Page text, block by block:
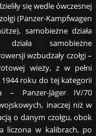
się wedle ówczesnej
(Panzer-Kampfwagen
samobieżne działa
działa samobieżne
wzbudzały czołgi –
wieży, z w pełni
roku do tej kategorii
– Panzer-Jäger IV/70
inaczej niż w
o danym czołgu, obok
liczona w kalibrach, po